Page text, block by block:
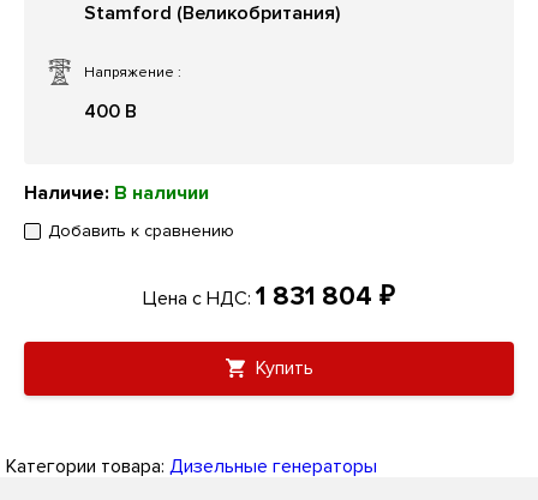
Напряжение :
400 В
Stamford (Великобритания)
Наличие: В наличии
Добавить к сравнению
Цена с НДС: 1 831 804 ₽
Купить
Категории товара: Дизельные генераторы